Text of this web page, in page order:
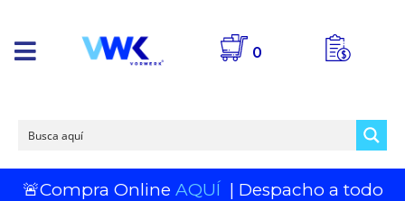
0
🚨Compra Online AQUÍ | Despacho a todo